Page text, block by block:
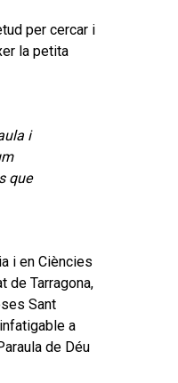
per cercar i
la petita
i
que
i en Ciències
de Tarragona,
Sant
a
de Déu